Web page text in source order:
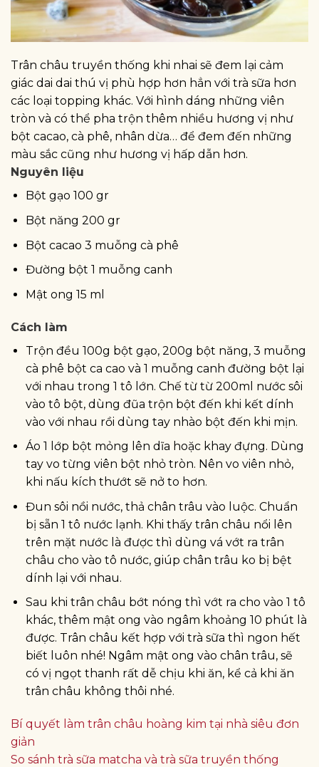
Trân châu truyền thống khi nhai sẽ đem lại cảm
giác dai dai thú vị phù hợp hơn hẳn với trà sữa hơn
các loại topping khác. Với hình dáng những viên
tròn và có thể pha trộn thêm nhiều hương vị như
bột cacao, cà phê, nhân dừa… để đem đến những
màu sắc cũng như hương vị hấp dẫn hơn.
Nguyên liệu
Bột gạo 100 gr
Bột năng 200 gr
Bột cacao 3 muỗng cà phê
Đường bột 1 muỗng canh
Mật ong 15 ml
Cách làm
Trộn đều 100g bột gạo, 200g bột năng, 3 muỗng
cà phê bột ca cao và 1 muỗng canh đường bột lại
với nhau trong 1 tô lớn. Chế từ từ 200ml nước sôi
vào tô bột, dùng đũa trộn bột đến khi kết dính
vào với nhau rồi dùng tay nhào bột đến khi mịn.
Áo 1 lớp bột mỏng lên dĩa hoặc khay đựng. Dùng
tay vo từng viên bột nhỏ tròn. Nên vo viên nhỏ,
khi nấu kích thướt sẽ nở to hơn.
Đun sôi nồi nước, thả chân trâu vào luộc. Chuẩn
bị sẵn 1 tô nước lạnh. Khi thấy trân châu nổi lên
trên mặt nước là được thì dùng vá vớt ra trân
châu cho vào tô nước, giúp chân trâu ko bị bệt
dính lại với nhau.
Sau khi trân châu bớt nóng thì vớt ra cho vào 1 tô
khác, thêm mật ong vào ngâm khoảng 10 phút là
được. Trân châu kết hợp với trà sữa thì ngon hết
biết luôn nhé! Ngâm mật ong vào chân trâu, sẽ
có vị ngọt thanh rất dễ chịu khi ăn, kể cả khi ăn
trân châu không thôi nhé.
Bí quyết làm trân châu hoàng kim tại nhà siêu đơn
giản
So sánh trà sữa matcha và trà sữa truyền thống